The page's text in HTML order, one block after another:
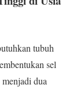
tubuh
sel
dua